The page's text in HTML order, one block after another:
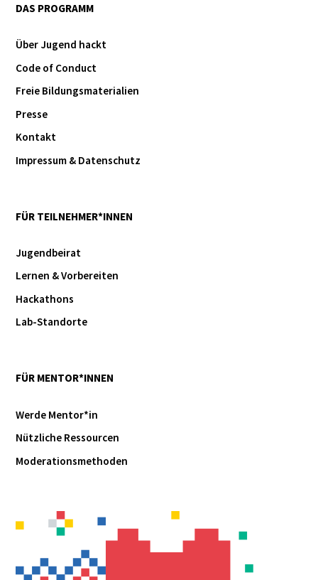
DAS PROGRAMM
Über Jugend hackt
Code of Conduct
Freie Bildungsmaterialien
Presse
Kontakt
Impressum & Datenschutz
FÜR TEILNEHMER*INNEN
Jugendbeirat
Lernen & Vorbereiten
Hackathons
Lab-Standorte
FÜR MENTOR*INNEN
Werde Mentor*in
Nützliche Ressourcen
Moderationsmethoden